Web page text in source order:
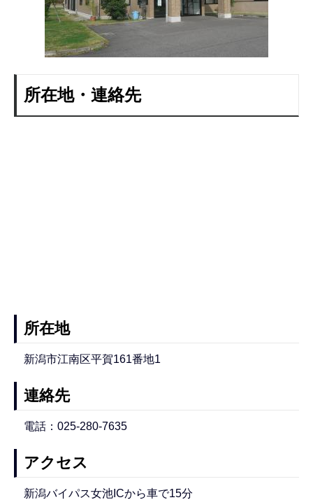
所在地・連絡先
所在地
新潟市江南区平賀161番地1
連絡先
電話：025-280-7635
アクセス
新潟バイパス女池ICから車で15分